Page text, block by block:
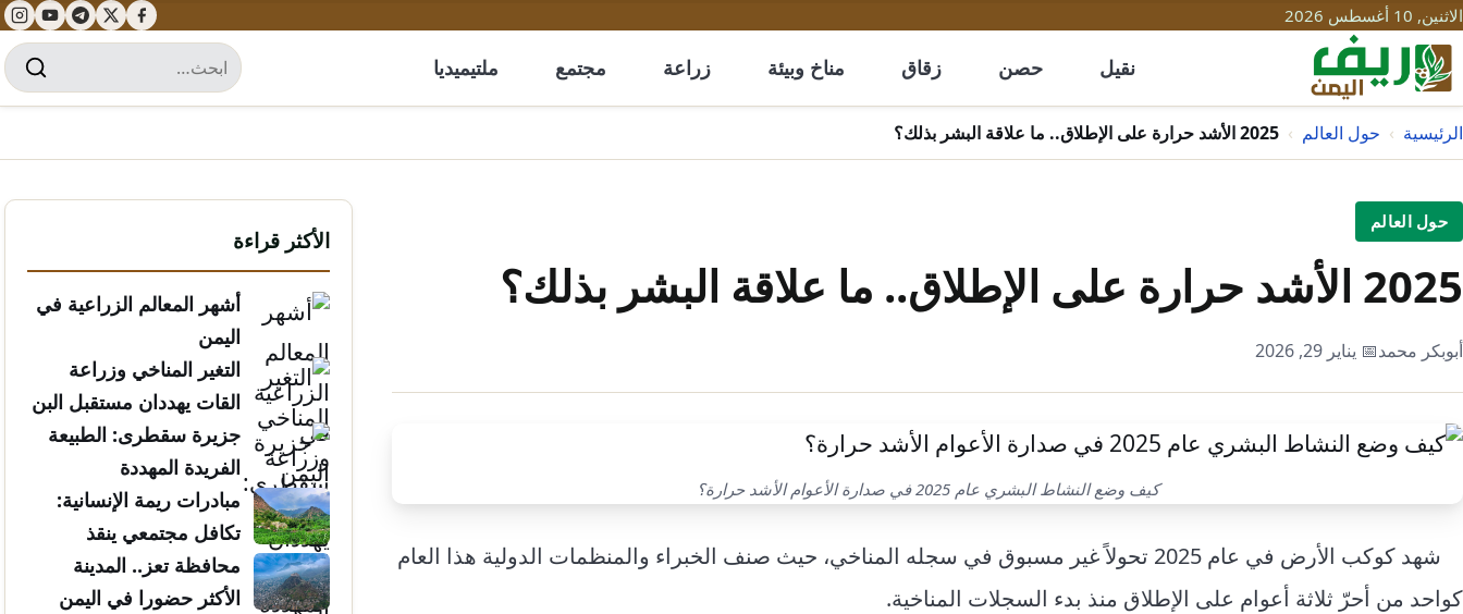
الاثنين, 10 أغسطس 2026
نقيل حصن زقاق مناخ وبيئة زراعة مجتمع ملتيميديا
الرئيسية › حول العالم › 2025 الأشد حرارة على الإطلاق.. ما علاقة البشر بذلك؟
حول العالم
2025 الأشد حرارة على الإطلاق.. ما علاقة البشر بذلك؟
أبوبكر محمد📅 يناير 29, 2026
كيف وضع النشاط البشري عام 2025 في صدارة الأعوام الأشد حرارة؟
شهد كوكب الأرض في عام 2025 تحولاً غير مسبوق في سجله المناخي، حيث صنف الخبراء والمنظمات الدولية هذا العام
كواحد من أحرّ ثلاثة أعوام على الإطلاق منذ بدء السجلات المناخية.
الأكثر قراءة
أشهر المعالم الزراعية في
اليمن
التغير المناخي وزراعة
القات يهددان مستقبل البن
الخولاني
جزيرة سقطرى: الطبيعة
الفريدة المهددة
مبادرات ريمة الإنسانية:
تكافل مجتمعي ينقذ
الأرواح
محافظة تعز.. المدينة
الأكثر حضورا في اليمن